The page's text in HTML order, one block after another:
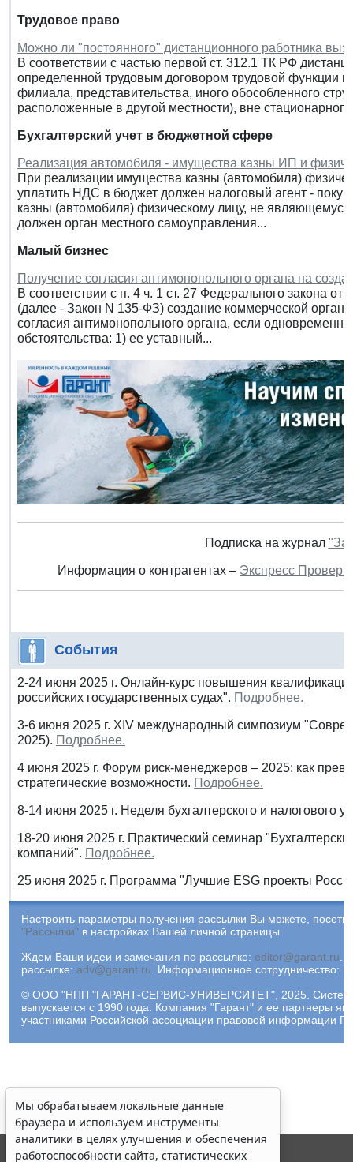
Трудовое право
Можно ли "постоянного" дистанционного работника
В соответствии с частью первой ст. 312.1 ТК РФ
определенной трудовым договором трудовой функции
филиала, представительства, иного обособленного
расположенные в другой местности), вне
Бухгалтерский учет в бюджетной сфере
Реализация автомобиля - имущества казны ИП и
При реализации имущества казны (автомобиля)
уплатить НДС в бюджет должен налоговый агент -
казны (автомобиля) физическому лицу, не
должен орган местного самоуправления...
Малый бизнес
Получение согласия антимонопольного органа на
В соответствии с п. 4 ч. 1 ст. 27 Федерального закона
(далее - Закон N 135-ФЗ) создание коммерческой
согласия антимонопольного органа, если
обстоятельства: 1) ее уставный...
Подписка на журнал
Информация о контрагентах – Экспресс
События
2-24 июня 2025 г. Онлайн-курс повышения
российских государственных судах". Подробнее.
3-6 июня 2025 г. XIV международный симпозиум
2025). Подробнее.
4 июня 2025 г. Форум риск-менеджеров – 2025: как
стратегические возможности. Подробнее.
8-14 июня 2025 г. Неделя бухгалтерского и налогового
18-20 июня 2025 г. Практический семинар
компаний". Подробнее.
25 июня 2025 г. Программа "Лучшие ESG проекты
Настроить параметры получения рассылки Вы можете,
"Рассылки" в настройках Вашей личной страницы.
Ждем Ваши идеи и замечания по рассылке: editor@garant.ru
рассылке: adv@garant.ru Информационное сотрудничество:
© ООО "НПП "ГАРАНТ-СЕРВИС-УНИВЕРСИТЕТ", 2025.
выпускается с 1990 года. Компания "Гарант" и ее партнеры
участниками Российской ассоциации правовой информации
Мы обрабатываем локальные данные
браузера и используем инструменты
аналитики в целях улучшения и обеспечения
работоспособности сайта, статистических